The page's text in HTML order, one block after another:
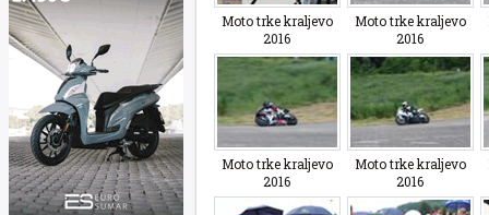
Moto trke kraljevo
2016
Moto trke kraljevo
2016
Moto trke kraljevo
2016
Moto trke kraljevo
2016